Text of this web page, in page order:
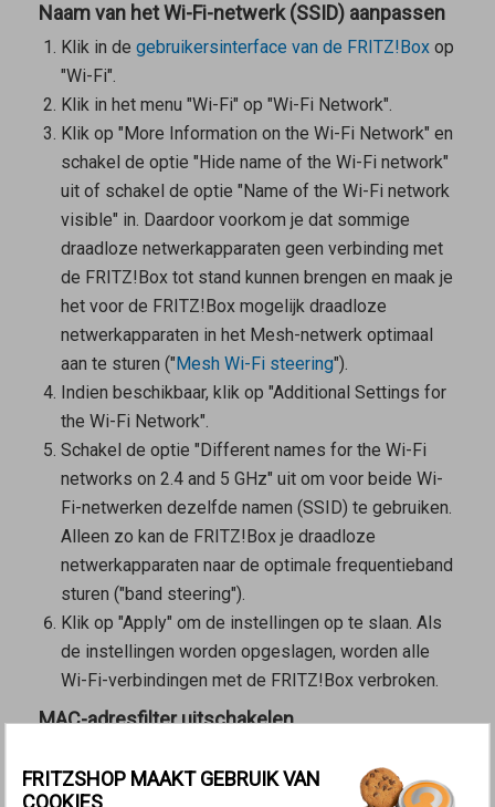
Naam van het Wi-Fi-netwerk (SSID) aanpassen
Klik in de gebruikersinterface van de FRITZ!Boxop
"Wi-Fi".
Klik in het menu "Wi-Fi" op "Wi-Fi Network".
Klik op "More Information on the Wi-Fi Network" en
schakel de optie "Hide name of the Wi-Fi network"
uit of schakel de optie "Name of the Wi-Fi network
visible" in. Daardoor voorkom je dat sommige
draadloze netwerkapparaten geen verbinding met
de FRITZ!Box tot stand kunnen brengen en maak je
het voor de FRITZ!Box mogelijk draadloze
netwerkapparaten in het Mesh-netwerk optimaal
aan te sturen (" Mesh Wi-Fi steering").
Indien beschikbaar, klik op "Additional Settings for
the Wi-Fi Network".
Schakel de optie "Different names for the Wi-Fi
networks on 2.4 and 5 GHz" uit om voor beide Wi-
Fi-netwerken dezelfde namen (SSID) te gebruiken.
Alleen zo kan de FRITZ!Box je draadloze
netwerkapparaten naar de optimale frequentieband
sturen ("band steering").
Klik op "Apply" om de instellingen op te slaan. Als
de instellingen worden opgeslagen, worden alle
Wi-Fi-verbindingen met de FRITZ!Box verbroken.
MAC-adresfilter uitschakelen
"Wi-Fi".
FRITZSHOP MAAKT GEBRUIK VAN
COOKIES